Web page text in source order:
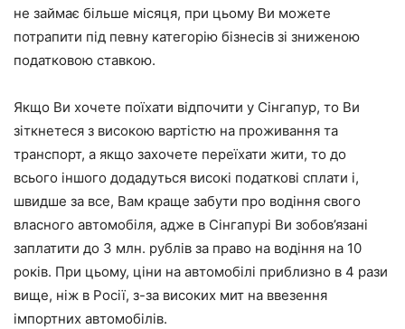
не займає більше місяця, при цьому Ви можете
потрапити під певну категорію бізнесів зі зниженою
податковою ставкою.
Якщо Ви хочете поїхати відпочити у Сінгапур, то Ви
зіткнетеся з високою вартістю на проживання та
транспорт, а якщо захочете переїхати жити, то до
всього іншого додадуться високі податкові сплати і,
швидше за все, Вам краще забути про водіння свого
власного автомобіля, адже в Сінгапурі Ви зобов’язані
заплатити до 3 млн. рублів за право на водіння на 10
років. При цьому, ціни на автомобілі приблизно в 4 рази
вище, ніж в Росії, з-за високих мит на ввезення
імпортних автомобілів.